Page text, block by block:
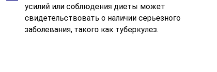
усилий или соблюдения диеты может
свидетельствовать о наличии серьезного
заболевания, такого как туберкулез.